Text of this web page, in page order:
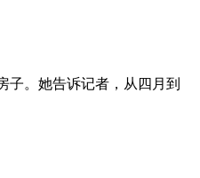
子。她告诉记者，从四月到